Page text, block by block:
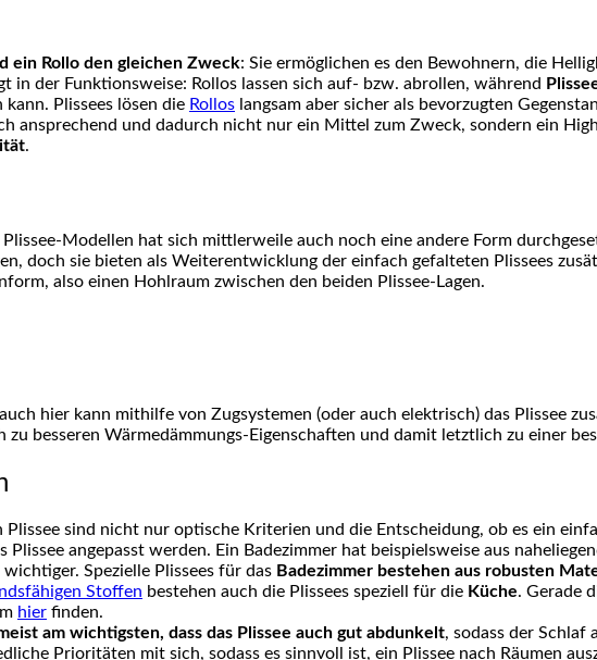
ein Rollo den gleichen Zweck: Sie ermöglichen es den Bewohnern, die
in der Funktionsweise: Rollos lassen sich auf- bzw. abrollen, während
Plissees lösen die Rollos langsam aber sicher als bevorzugten
ansprechend und dadurch nicht nur ein Mittel zum Zweck, sondern ein
.
Modellen hat sich mittlerweile auch noch eine andere Form
doch sie bieten als Weiterentwicklung der einfach gefalteten Plissees
also einen Hohlraum zwischen den beiden Plissee-Lagen.
hier kann mithilfe von Zugsystemen (oder auch elektrisch) das Plissee
besseren Wärmedämmungs-Eigenschaften und damit letztlich zu einer
sind nicht nur optische Kriterien und die Entscheidung, ob es ein
Plissee angepasst werden. Ein Badezimmer hat beispielsweise aus
Spezielle Plissees für das Badezimmer bestehen aus robusten
Stoffen bestehen auch die Plissees speziell für die Küche. Gerade
hier finden.
am wichtigsten, dass das Plissee auch gut abdunkelt, sodass der Schlaf
Prioritäten mit sich, sodass es sinnvoll ist, ein Plissee nach Räumen